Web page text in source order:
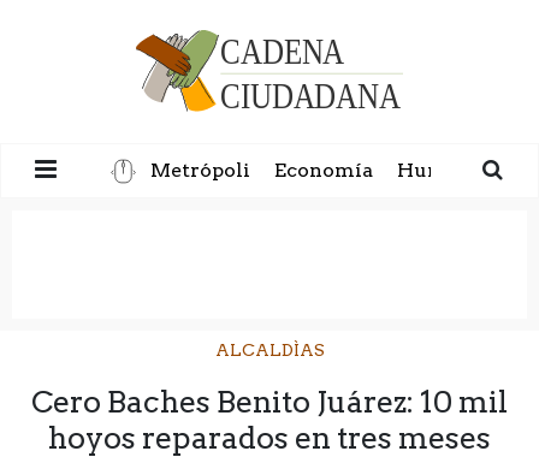
Metrópoli Economía Humanidad
ALCALDÌAS
Cero Baches Benito Juárez: 10 mil
hoyos reparados en tres meses